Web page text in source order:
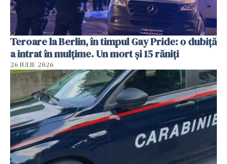
Teroare la Berlin, în timpul Gay Pride: o dubiță
a intrat în mulțime. Un mort și 15 răniți
26 IULIE 2026